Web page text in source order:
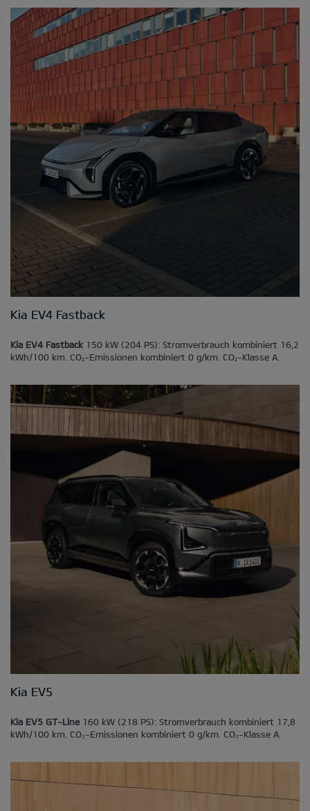
Kia EV4 Fastback
Kia EV4 Fastback 150 kW (204 PS): Stromverbrauch kombiniert 16,2
kWh/100 km. CO2-Emissionen kombiniert 0 g/km. CO2-Klasse A.
Kia EV5
Kia EV5 GT-Line 160 kW (218 PS): Stromverbrauch kombiniert 17,8
kWh/100 km. CO₂-Emissionen kombiniert 0 g/km. CO₂-Klasse A.